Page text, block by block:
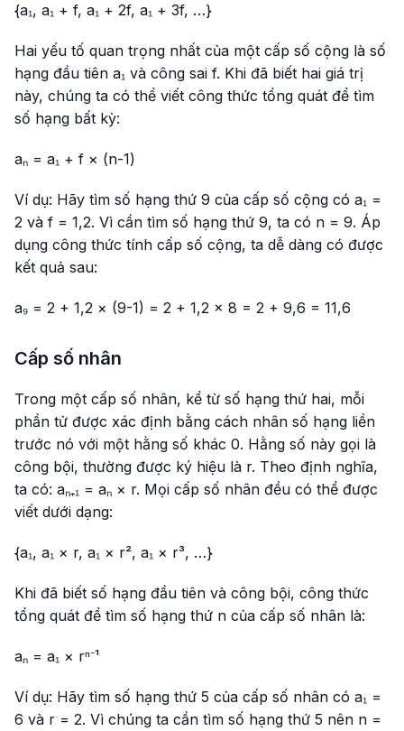
{a₁, a₁ + f, a₁ + 2f, a₁ + 3f, …}
Hai yếu tố quan trọng nhất của một cấp số cộng là số
hạng đầu tiên a₁ và công sai f. Khi đã biết hai giá trị
này, chúng ta có thể viết công thức tổng quát để tìm
số hạng bất kỳ:
aₙ = a₁ + f × (n-1)
Ví dụ: Hãy tìm số hạng thứ 9 của cấp số cộng có a₁ =
2 và f = 1,2. Vì cần tìm số hạng thứ 9, ta có n = 9. Áp
dụng công thức tính cấp số cộng, ta dễ dàng có được
kết quả sau:
a₉ = 2 + 1,2 × (9-1) = 2 + 1,2 × 8 = 2 + 9,6 = 11,6
Cấp số nhân
Trong một cấp số nhân, kể từ số hạng thứ hai, mỗi
phần tử được xác định bằng cách nhân số hạng liền
trước nó với một hằng số khác 0. Hằng số này gọi là
công bội, thường được ký hiệu là r. Theo định nghĩa,
ta có: aₙ₊₁ = aₙ × r. Mọi cấp số nhân đều có thể được
viết dưới dạng:
{a₁, a₁ × r, a₁ × r², a₁ × r³, …}
Khi đã biết số hạng đầu tiên và công bội, công thức
tổng quát để tìm số hạng thứ n của cấp số nhân là:
aₙ = a₁ × rⁿ⁻¹
Ví dụ: Hãy tìm số hạng thứ 5 của cấp số nhân có a₁ =
6 và r = 2. Vì chúng ta cần tìm số hạng thứ 5 nên n =